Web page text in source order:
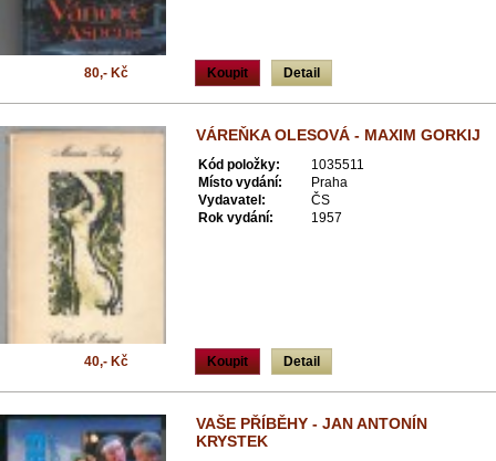
Koupit Detail
80,- Kč
VÁREŇKA OLESOVÁ - MAXIM GORKIJ
Kód položky:
1035511
Místo vydání:
Praha
Vydavatel:
ČS
Rok vydání:
1957
Koupit Detail
40,- Kč
VAŠE PŘÍBĚHY - JAN ANTONÍN
KRYSTEK